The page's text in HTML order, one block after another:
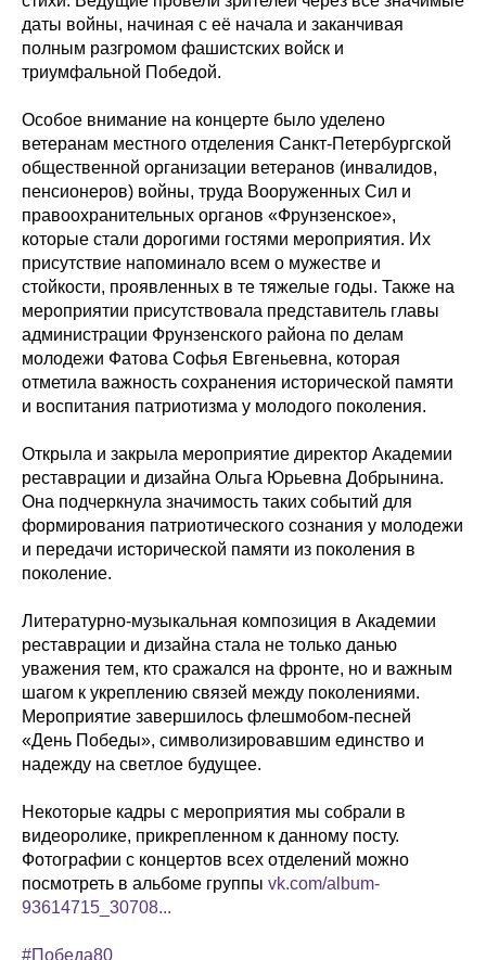
даты войны, начиная с её начала и заканчивая
полным разгромом фашистских войск и
триумфальной Победой.
Особое внимание на концерте было уделено
ветеранам местного отделения Санкт-Петербургской
общественной организации ветеранов (инвалидов,
пенсионеров) войны, труда Вооруженных Сил и
правоохранительных органов «Фрунзенское»,
которые стали дорогими гостями мероприятия. Их
присутствие напоминало всем о мужестве и
стойкости, проявленных в те тяжелые годы. Также на
мероприятии присутствовала представитель главы
администрации Фрунзенского района по делам
молодежи Фатова Софья Евгеньевна, которая
отметила важность сохранения исторической памяти
и воспитания патриотизма у молодого поколения.
Открыла и закрыла мероприятие директор Академии
реставрации и дизайна Ольга Юрьевна Добрынина.
Она подчеркнула значимость таких событий для
формирования патриотического сознания у молодежи
и передачи исторической памяти из поколения в
поколение.
Литературно-музыкальная композиция в Академии
реставрации и дизайна стала не только данью
уважения тем, кто сражался на фронте, но и важным
шагом к укреплению связей между поколениями.
Мероприятие завершилось флешмобом-песней
«День Победы», символизировавшим единство и
надежду на светлое будущее.
Некоторые кадры с мероприятия мы собрали в
видеоролике, прикрепленном к данному посту.
Фотографии с концертов всех отделений можно
посмотреть в альбоме группы vk.com/album-
93614715_30708...
#Победа80